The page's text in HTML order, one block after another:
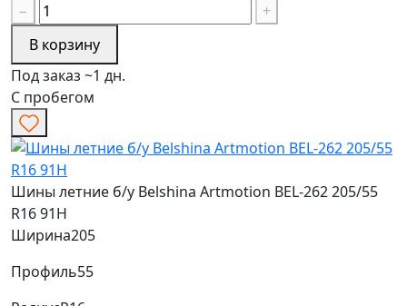
−
+
В корзину
Под заказ ~1 дн.
С пробегом
Шины летние б/у Belshina Artmotion BEL-262 205/55
R16 91H
Ширина205
Профиль55